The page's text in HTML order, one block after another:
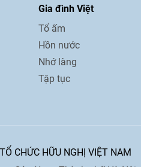
Gia đình Việt
Tổ ấm
Hồn nước
Nhớ làng
Tập tục
CHỨC HỮU NGHỊ VIỆT NAM